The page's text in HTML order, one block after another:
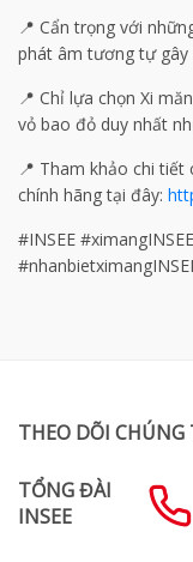
📍 Cẩn trọng với
phát âm tương tự gây
📍 Chỉ lựa chọn Xi
vỏ bao đỏ duy nhất
📍 Tham khảo chi tiết
chính hãng tại đây:
#INSEE
THEO DÕI CHÚNG
TỔNG ĐÀI
INSEE